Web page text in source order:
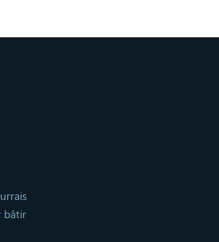
bâtir